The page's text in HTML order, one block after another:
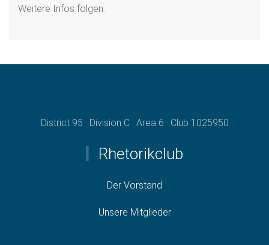
Weitere Infos folgen.
District 95 · Division C · Area 6 · Club 1025950
Rhetorikclub
Der Vorstand
Unsere Mitglieder